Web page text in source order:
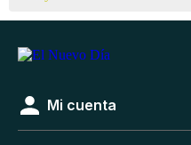
Mi cuenta